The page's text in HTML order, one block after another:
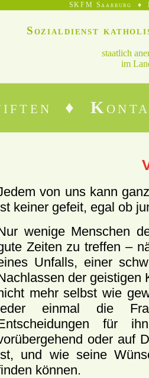
SKFM Saarburg ♦
Sozialdienst
staatlich
im
♦ K
von uns kann
keiner gefeit, egal ob
wenige Menschen
Zeiten zu treffen –
Unfalls, einer
der geistigen
mehr selbst wie
einmal die
für
oder auf
und wie seine
können.